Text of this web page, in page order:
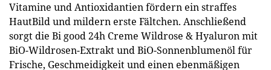
Vitamine und Antioxidantien fördern ein straffes
HautBild und mildern erste Fältchen. Anschließend
sorgt die Bi good 24h Creme Wildrose & Hyaluron mit
BiO-Wildrosen-Extrakt und BiO-Sonnenblumenöl für
Frische, Geschmeidigkeit und einen ebenmäßigen